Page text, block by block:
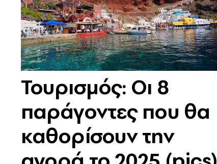
Τουρισμός: Οι 8
παράγοντες που θα
καθορίσουν την